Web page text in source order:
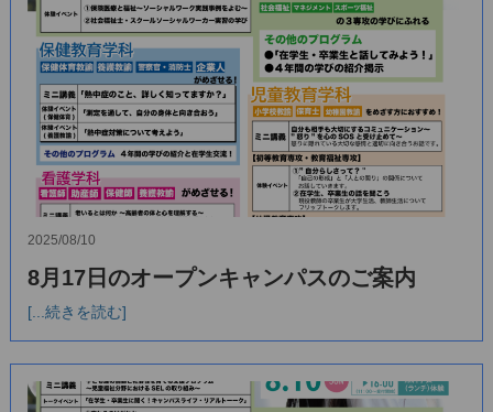
2025/08/10
8月17日のオープンキャンパスのご案内
[...続きを読む]